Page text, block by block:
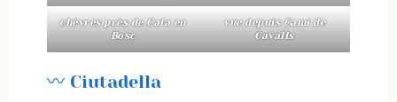
chèvres près de Cala en
Bosc
vue depuis Cami de
Cavalls
〰️ Ciutadella